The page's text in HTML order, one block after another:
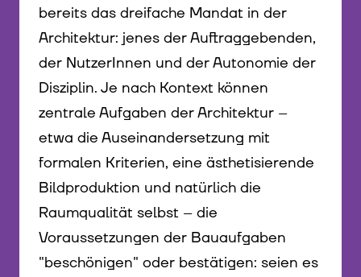
bereits das dreifache Mandat in der
Architektur: jenes der Auftraggebenden,
der NutzerInnen und der Autonomie der
Disziplin. Je nach Kontext können
zentrale Aufgaben der Architektur –
etwa die Auseinandersetzung mit
formalen Kriterien, eine ästhetisierende
Bildproduktion und natürlich die
Raumqualität selbst – die
Voraussetzungen der Bauaufgaben
"beschönigen" oder bestätigen: seien es